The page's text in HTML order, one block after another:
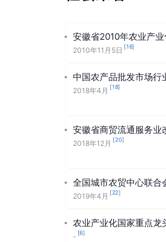
安徽省2010年农业产
2010年11月5日 [16]
中国农产品批发市场行
2018年4月 [18]
安徽省商贸流通服务业
2018年12月 [20]
全国城市农贸中心联合
2019年4月 [22]
农业产业化国家重点龙
- [6]